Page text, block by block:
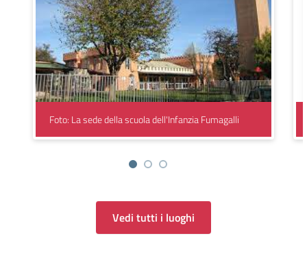
Foto: La sede della scuola dell'Infanzia Fumagalli
Vedi tutti i luoghi